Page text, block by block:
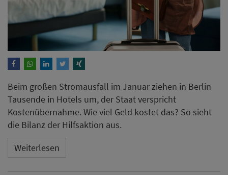
Beim großen Stromausfall im Januar ziehen in Berlin
Tausende in Hotels um, der Staat verspricht
Kostenübernahme. Wie viel Geld kostet das? So sieht
die Bilanz der Hilfsaktion aus.
Weiterlesen